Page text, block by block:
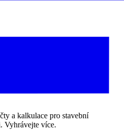
a kalkulace pro stavební
Vyhrávejte více.